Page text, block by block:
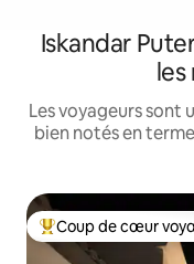
Iskandar
Les voyageurs sont
bien notés en
Coups de cœur
Coup de cœur